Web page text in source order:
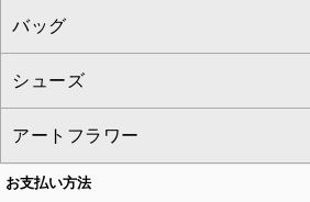
パーカー
タンクトップ・キャミソール
スウェット・ジャージー
その他のトップス
サロペット・オールインワン
その他のパンツ
ショート・ミニ丈スカート
その他のスカート
セットアップ
セットアップジャケット
セットアップパンツ
セットアップスカート
ピーコート
ダッフルコート
チェスターコート
モッズコート
マスク
ストール・マフラー・スヌード
ベルト・サスペンダー
帽子
すべてのアクセサリー
ネックレス
ピアス・イヤリング
ブレスレット・バングル
バッグ
すべてのバッグ
トートバッグ
ショルダーバッグ
シューズ
すべてのシューズ
パンプス
アートフラワー
すべてのアートフラワー
お支払い方法